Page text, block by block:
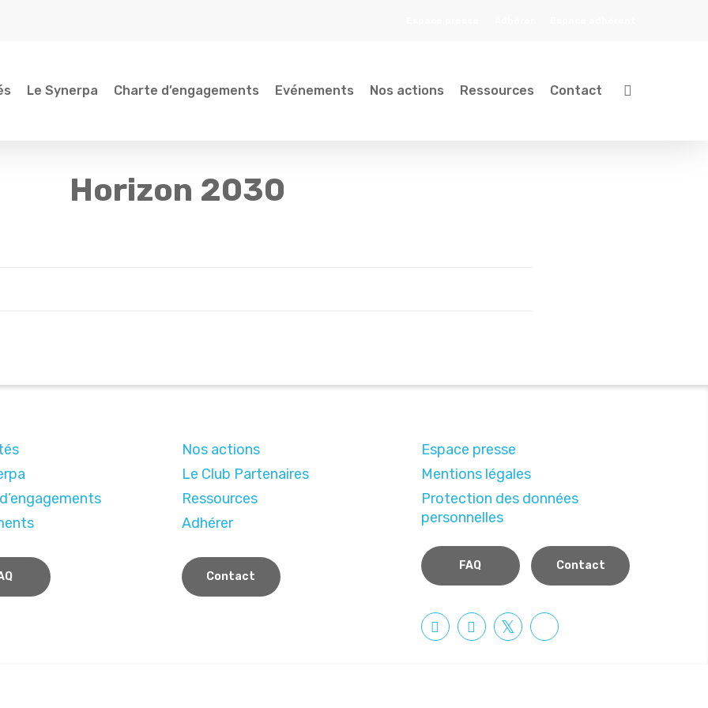
Le Synerpa Charte d’engagements Evénements Nos actions Ressources Contact
Horizon 2030
Nos actions
Le Club Partenaires
Ressources
Adhérer
Contact
Espace presse
Mentions légales
Protection des données
personnelles
FAQ Contact